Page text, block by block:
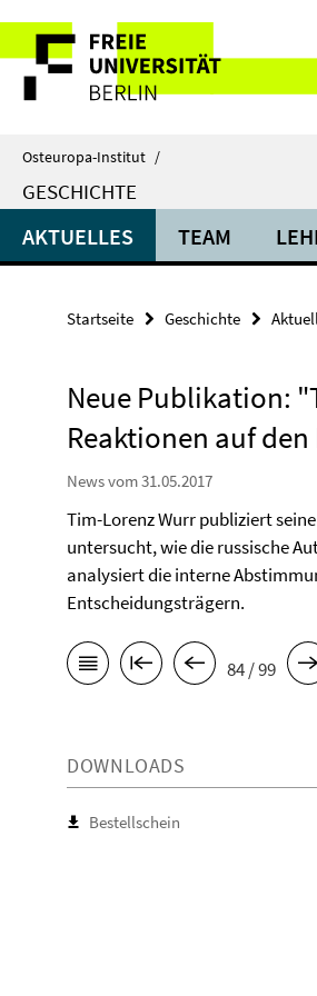
direkt
Inhalt
Service-
Navigation
Osteuropa-Institut /
GESCHICHTE
AKTUELLES TEAM
Startseite Geschichte
Neue Publikation:
Reaktionen auf den
News vom 31.05.2017
Tim-Lorenz Wurr publiziert
untersucht, wie die russische
analysiert die interne
Entscheidungsträgern.
84 / 99
DOWNLOADS
Bestellschein